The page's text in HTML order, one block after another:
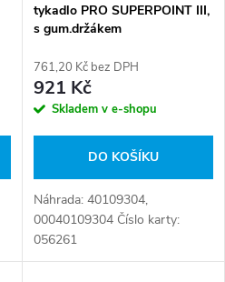
tykadlo PRO SUPERPOINT III,
s gum.držákem
761,20 Kč bez DPH
921 Kč
Skladem v e-shopu
DO KOŠÍKU
Náhrada: 40109304,
00040109304 Číslo karty:
056261